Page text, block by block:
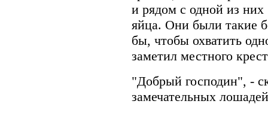
и рядом с одной из
яйца. Они были такие
бы, чтобы охватить
заметил местного
"Добрый господин", -
замечательных